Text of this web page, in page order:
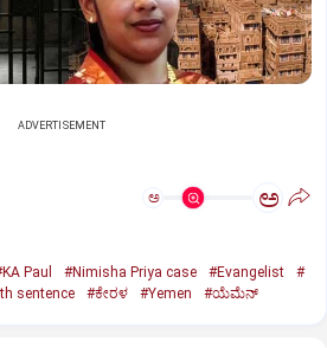
ADVERTISEMENT
ಅ ಅ
Paul #Nimisha Priya case #Evangelist
#
sentence #ಕೇರಳ #Yemen #ಯೆಮೆನ್‌